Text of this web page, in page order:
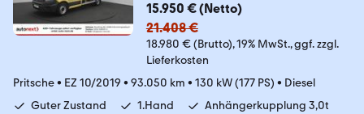
15.950 € (Netto)
21.408 €
18.980 € (Brutto) 19% MwSt. ggf. zzgl.
Lieferkosten
Pritsche• EZ 10/2019 • 93.050 km • 130 kW (177 PS) • Diesel
Guter Zustand
1.Hand Anhängerkupplung 3,0t